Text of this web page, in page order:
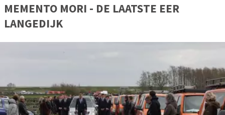
MEMENTO MORI - DE LAATSTE EER
LANGEDIJK